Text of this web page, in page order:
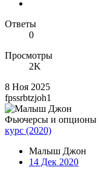
Ответы
0
Просмотры
2K
8 Ноя 2025
fpssrbtzjoh1
Фьючерсы и опционы
курс (2020)
Малыш Джон
14 Дек 2020